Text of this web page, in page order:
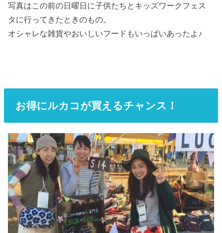
写真はこの前の日曜日に子供たちとキッズワークフェス
タに行ってきたときのもの。
オシャレな雑貨やおいしいフードもいっぱいあったよ♪
お得にルカコが買えるチャンス！